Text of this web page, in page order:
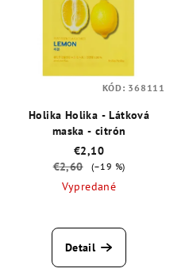
Holika Holika - Látková
maska - citrón
€2,10
€2,60
(–19 %)
Vypredané
hodnotenie
produktu
Detail
KÓD: 368111